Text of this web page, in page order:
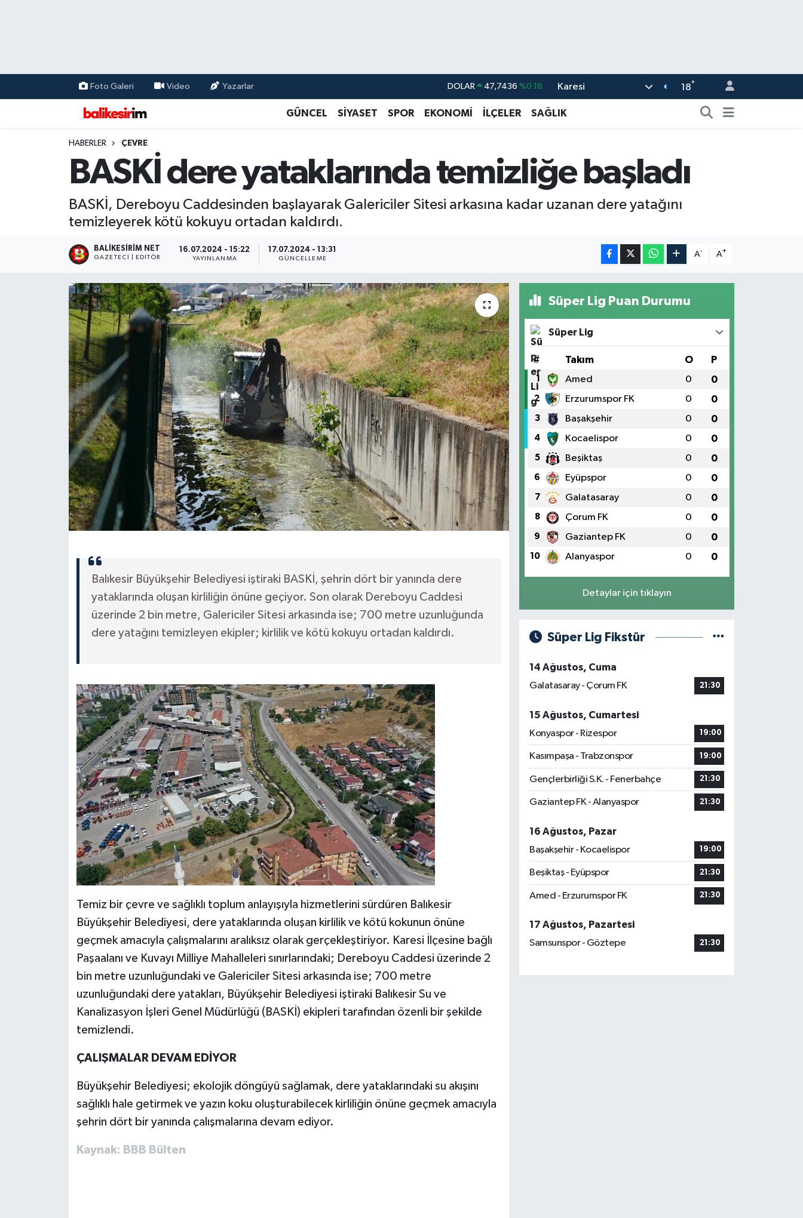
Foto Galeri Video Yazarlar DOLAR 47,7436 %0.18
EURO 55,2510 %0.32
BİST100 13.779 %-14
Karesi 18°
GÜNCEL SİYASET SPOR EKONOMİ İLÇELER SAĞLIK
HABERLER ÇEVRE
BASKİ dere yataklarında temizliğe başladı
BASKİ, Dereboyu Caddesinden başlayarak Galericiler Sitesi arkasına kadar uzanan dere yatağını
temizleyerek kötü kokuyu ortadan kaldırdı.
BALIKESIRIM NET
GAZETECI | EDITÖR
16.07.2024 - 15:22
YAYINLANMA
17.07.2024 - 13:31
GÜNCELLEME
A- A+
Balıkesir Büyükşehir Belediyesi iştiraki BASKİ, şehrin dört bir yanında dere
yataklarında oluşan kirliliğin önüne geçiyor. Son olarak Dereboyu Caddesi
üzerinde 2 bin metre, Galericiler Sitesi arkasında ise; 700 metre uzunluğunda
dere yatağını temizleyen ekipler; kirlilik ve kötü kokuyu ortadan kaldırdı.
Temiz bir çevre ve sağlıklı toplum anlayışıyla hizmetlerini sürdüren Balıkesir
Büyükşehir Belediyesi, dere yataklarında oluşan kirlilik ve kötü kokunun önüne
geçmek amacıyla çalışmalarını aralıksız olarak gerçekleştiriyor. Karesi İlçesine bağlı
Paşaalanı ve Kuvayı Milliye Mahalleleri sınırlarındaki; Dereboyu Caddesi üzerinde 2
bin metre uzunluğundaki ve Galericiler Sitesi arkasında ise; 700 metre
uzunluğundaki dere yatakları, Büyükşehir Belediyesi iştiraki Balıkesir Su ve
Kanalizasyon İşleri Genel Müdürlüğü (BASKİ) ekipleri tarafından özenli bir şekilde
temizlendi.
ÇALIŞMALAR DEVAM EDİYOR
Büyükşehir Belediyesi; ekolojik döngüyü sağlamak, dere yataklarındaki su akışını
sağlıklı hale getirmek ve yazın koku oluşturabilecek kirliliğin önüne geçmek amacıyla
şehrin dört bir yanında çalışmalarına devam ediyor.
Kaynak: BBB Bülten
Süper Lig Puan Durumu
Süper Lig
# Takım O P
1 Amed 0 0
2 Erzurumspor FK 0 0
3 Başakşehir 0 0
4 Kocaelispor 0 0
5 Beşiktaş 0 0
6 Eyüpspor 0 0
7 Galatasaray 0 0
8 Çorum FK 0 0
9 Gaziantep FK 0 0
10 Alanyaspor 0 0
Detaylar için tıklayın
Süper Lig Fikstür
14 Ağustos, Cuma
Galatasaray - Çorum FK
21:30
15 Ağustos, Cumartesi
Konyaspor - Rizespor
19:00
Kasımpaşa - Trabzonspor 19:00
Gençlerbirliği S.K. - Fenerbahçe 21:30
Gaziantep FK - Alanyaspor 21:30
16 Ağustos, Pazar
Başakşehir - Kocaelispor
19:00
Beşiktaş - Eyüpspor 21:30
Amed - Erzurumspor FK 21:30
17 Ağustos, Pazartesi
Samsunspor - Göztepe
21:30